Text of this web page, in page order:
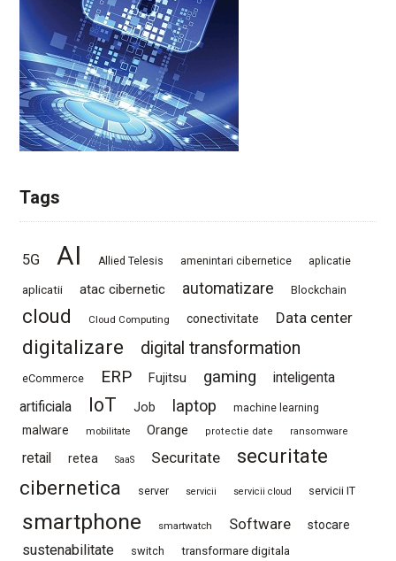
Tags
5G AI Allied Telesis amenintari cibernetice aplicatie
aplicatii atac cibernetic automatizare Blockchain
cloud Cloud Computing conectivitate Data center
digitalizare digital transformation
eCommerce ERP Fujitsu gaming
inteligenta
artificiala
IoT Job laptop machine learning
malware mobilitate Orange protectie date ransomware
retail retea SaaS Securitate
securitate
cibernetica
server servicii servicii cloud servicii IT
smartphone smartwatch Software stocare
sustenabilitate switch transformare digitala